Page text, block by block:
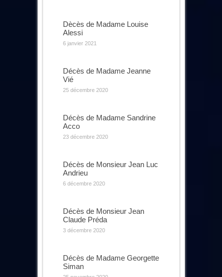
Dècès de Madame Louise
Alessi
6 janvier 2021
Décès de Madame Jeanne
Vié
25 décembre 2020
Décès de Madame Sandrine
Acco
23 décembre 2020
Décès de Monsieur Jean Luc
Andrieu
6 décembre 2020
Décès de Monsieur Jean
Claude Préda
3 décembre 2020
Décès de Madame Georgette
Siman